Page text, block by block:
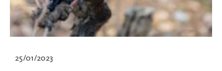
25/01/2023